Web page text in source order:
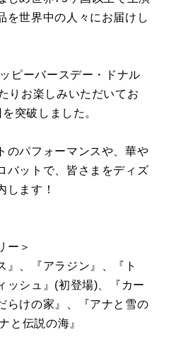
を世界中の人々にお届けし
ピーバースデー・ドナル
りお楽しみいただいてお
突破しました。
のパフォーマンスや、華や
バットで、皆さまをディズ
します！
ー＞
』、『アラジン』、『ト
ッシュ』(初登場)、『カー
らけの家』、『アナと雪の
と伝説の海』